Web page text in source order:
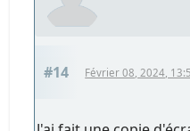
#14 Février 08, 2024,